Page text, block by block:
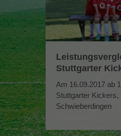
Stuttgarter
Am 16.09.2017 ab
Stuttgarter
Schwieberdingen